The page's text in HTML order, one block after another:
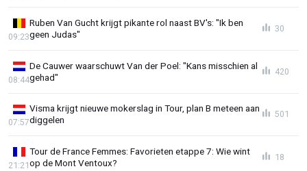
Ruben Van Gucht krijgt pikante rol naast BV's: "Ik ben
geen Judas"
09:23
30
De Cauwer waarschuwt Van der Poel: "Kans misschien al
gehad"
08:44
420
Visma krijgt nieuwe mokerslag in Tour, plan B meteen aan
diggelen
07:57
501
Tour de France Femmes: Favorieten etappe 7: Wie wint
op de Mont Ventoux?
21:21
18